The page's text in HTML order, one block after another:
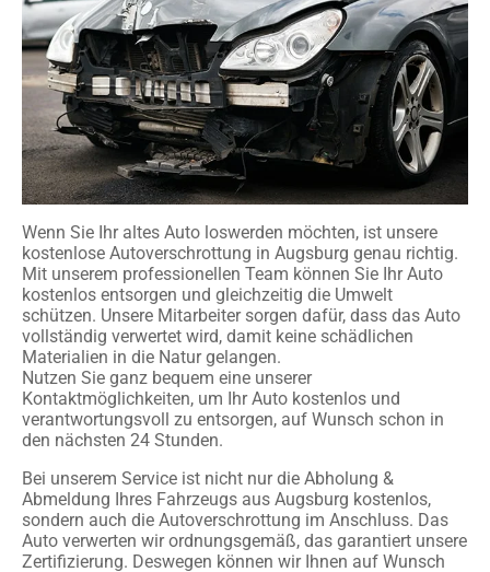
Wenn Sie Ihr altes Auto loswerden möchten, ist unsere
kostenlose Autoverschrottung in Augsburg genau richtig.
Mit unserem professionellen Team können Sie Ihr Auto
kostenlos entsorgen und gleichzeitig die Umwelt
schützen. Unsere Mitarbeiter sorgen dafür, dass das Auto
vollständig verwertet wird, damit keine schädlichen
Materialien in die Natur gelangen.
Nutzen Sie ganz bequem eine unserer
Kontaktmöglichkeiten, um Ihr Auto kostenlos und
verantwortungsvoll zu entsorgen, auf Wunsch schon in
den nächsten 24 Stunden.
Bei unserem Service ist nicht nur die Abholung &
Abmeldung Ihres Fahrzeugs aus Augsburg kostenlos,
sondern auch die Autoverschrottung im Anschluss. Das
Auto verwerten wir ordnungsgemäß, das garantiert unsere
Zertifizierung. Deswegen können wir Ihnen auf Wunsch